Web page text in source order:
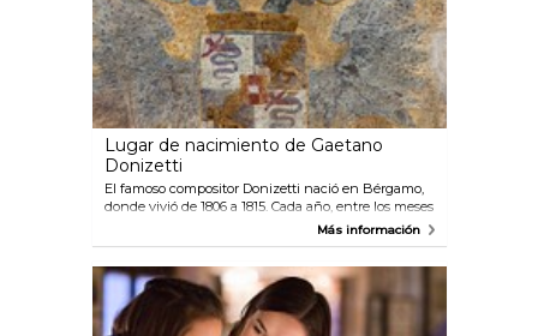
Lugar de nacimiento de Gaetano
Donizetti
El famoso compositor Donizetti nació en Bérgamo,
donde vivió de 1806 a 1815. Cada año, entre los meses
de septiembre a diciembre, se celebra en el teatro
Donizetti de Bérgamo un festival en su honor.
Más información